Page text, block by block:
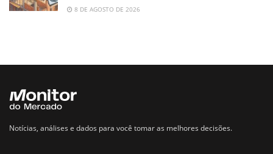
8 DE AGOSTO DE 2026
Notícias, análises e dados para você tomar as melhores decisões.